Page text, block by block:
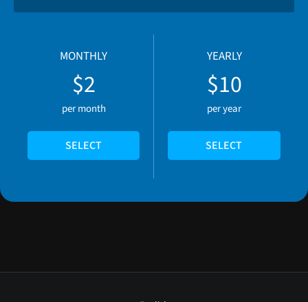
MONTHLY
$2
per month
SELECT
YEARLY
$10
per year
SELECT